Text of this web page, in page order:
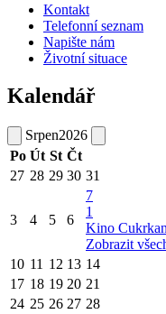
Kontakt
Telefonní seznam
Napište nám
Životní situace
Kalendář
Srpen2026
Po Út St Čt
27 28 29 30 31
3 4 5 6
7
1
Kino
Zobrazit
10 11 12 13 14
17 18 19 20 21
24 25 26 27 28